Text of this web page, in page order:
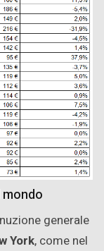
generale
York, come nel